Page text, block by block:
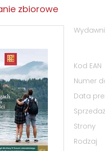
zbiorowe
Kod EAN
Data
Strony
Rodzaj